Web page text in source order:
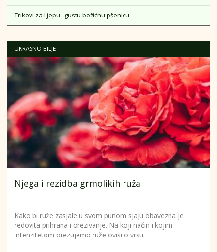
Trikovi za lijepu i gustu božićnu pšenicu
UKRASNO BILJE
Njega i rezidba grmolikih ruža
Kako bi ruže zasjale u svom punom sjaju obavezna je
redovita prihrana i orezivanje. Na koji način i kojim
intenzitetom orezujemo ruže ovisi o vrsti.